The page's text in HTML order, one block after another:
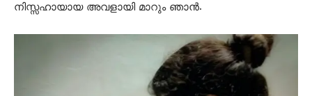
നിസ്സഹായായ അവളായി മാറും ഞാൻ.